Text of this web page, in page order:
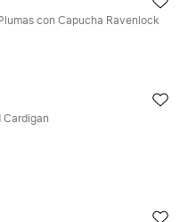
con Capucha Ravenlock
Cardigan